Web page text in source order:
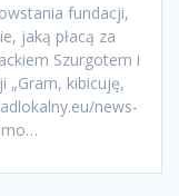
fundacji,
jaką płacą za
Szurgotem i
„Gram, kibicuję,
news-